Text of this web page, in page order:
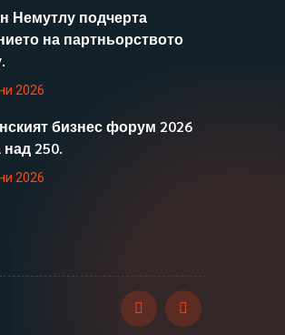
Немутлу подчерта
на партньорството
2026
бизнес форум 2026
250.
2026